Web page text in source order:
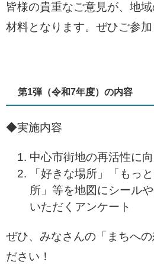
皆様の貴重なご意見が、地
材料となります。ぜひご参加
第1弾（令和7年度）の内容
◆実施内容
中心市街地の再活性に
「好きな場所」「もっ
所」等を地図にシール
いただくアンケート
ぜひ、みなさんの「まちへ
ださい！